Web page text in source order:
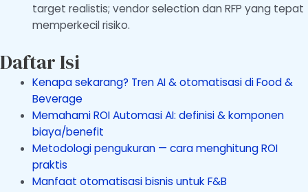
target realistis; vendor selection dan RFP yang tepat
memperkecil risiko.
Daftar Isi
Kenapa sekarang? Tren AI & otomatisasi di Food &
Beverage
Memahami ROI Automasi AI: definisi & komponen
biaya/benefit
Metodologi pengukuran — cara menghitung ROI
praktis
Manfaat otomatisasi bisnis untuk F&B